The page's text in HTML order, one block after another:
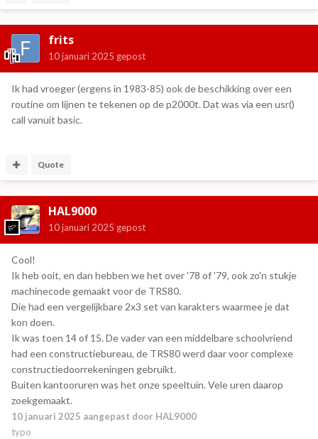
Macho Man
frits
10 januari 2025 gepost
Ik had vroeger (ergens in 1983-85) ook de beschikking over een
routine om lijnen te tekenen op de p2000t. Dat was via een usr()
call vanuit basic.
Quote
HAL9000
10 januari 2025 gepost
Cool!
Ik heb ooit, en dan hebben we het over '78 of '79, ook zo'n stukje
machinecode gemaakt voor de TRS80.
Die had een vergelijkbare 2x3 set van karakters waarmee je dat
kon doen.
Ik was toen 14 of 15. De vader van een middelbare schoolvriend
had een constructiebureau, de TRS80 werd daar voor complexe
constructiedoorrekeningen gebruikt.
Buiten kantooruren was het onze speeltuin. Vele uren daarop
zoekgemaakt.
10 januari 2025 aangepast door HAL9000
typo